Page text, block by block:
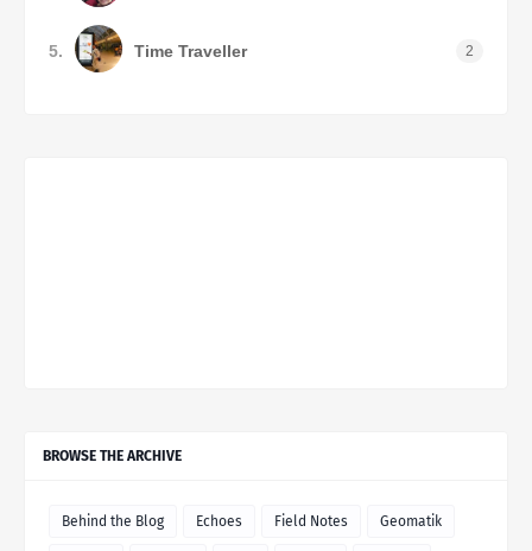
5. Time Traveller 2
BROWSE THE ARCHIVE
Behind the Blog Echoes Field Notes Geomatik